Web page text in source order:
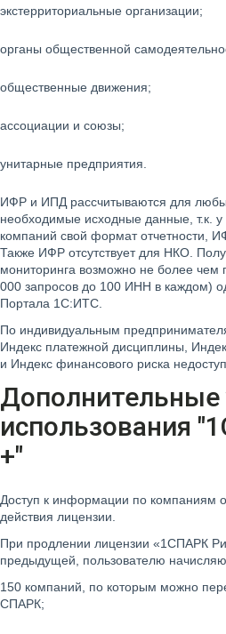
экстерриториальные организации;
органы общественной
общественные движения;
ассоциации и союзы;
унитарные предприятия.
ИФР и ИПД рассчитываются для
необходимые исходные данные, т.к. у
компаний свой формат отчетности,
Также ИФР отсутствует для НКО.
мониторинга возможно не более чем
000 запросов до 100 ИНН в каждом)
Портала 1С:ИТС.
По индивидуальным
Индекс платежной дисциплины,
и Индекс финансового риска
Дополнительные
использования
+"
Доступ к информации по компаниям
действия лицензии.
При продлении лицензии «1СПАРК
предыдущей, пользователю
150 компаний, по которым можно
СПАРК;